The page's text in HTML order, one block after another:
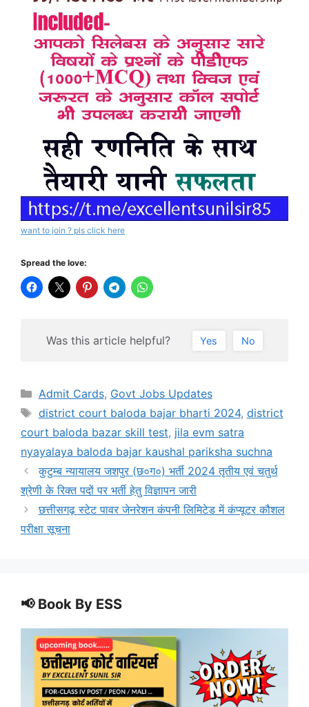
want to join ? pls click here
Spread the love:
Was this article helpful? Yes No
Categories
Admit Cards, Govt Jobs Updates
Tags
district court baloda bajar bharti 2024, district
court baloda bazar skill test, jila evm satra
nyayalaya baloda bajar kaushal pariksha suchna
कुटुम्ब न्यायालय जशपुर (छ०ग०) भर्ती 2024 तृतीय एवं चतुर्थ
श्रेणी के रिक्त पदों पर भर्ती हेतु विज्ञापन जारी
छत्तीसगढ़ स्टेट पावर जेनरेशन कंपनी लिमिटेड में कंप्यूटर कौशल
परीक्षा सूचना
📢 Book By ESS